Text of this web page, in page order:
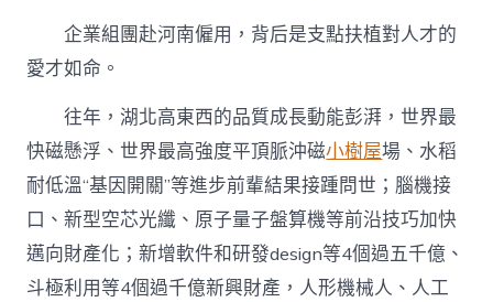
企業組團赴河南僱用，背后是支點扶植對人才的
愛才如命。
往年，湖北高東西的品質成長動能彭湃，世界最
快磁懸浮、世界最高強度平頂脈沖磁小樹屋場、水稻
耐低溫“基因開關”等進步前輩結果接踵問世；腦機接
口、新型空芯光纖、原子量子盤算機等前沿技巧加快
邁向財產化；新增軟件和研發design等4個過五千億、
斗極利用等4個過千億新興財產，人形機械人、人工